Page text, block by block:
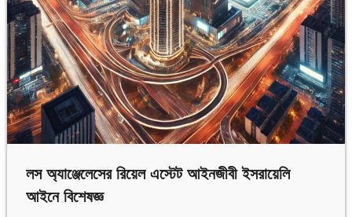
লস অ্যাঞ্জেলেসের রিয়েল এস্টেট আইনজীবী ইসরায়েলি
আইনে বিশেষজ্ঞ